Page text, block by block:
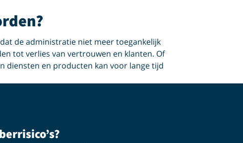
de administratie niet meer toegankelijk
tot verlies van vertrouwen en klanten. Of
diensten en producten kan voor lange tijd